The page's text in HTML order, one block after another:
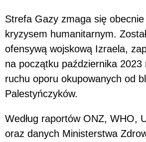
Strefa Gazy zmaga się
kryzysem humanitarnym.
ofensywą wojskową Izraela,
na początku października 2023
ruchu oporu okupowanych od
Palestyńczyków.
Według raportów ONZ, WHO,
oraz danych Ministerstwa